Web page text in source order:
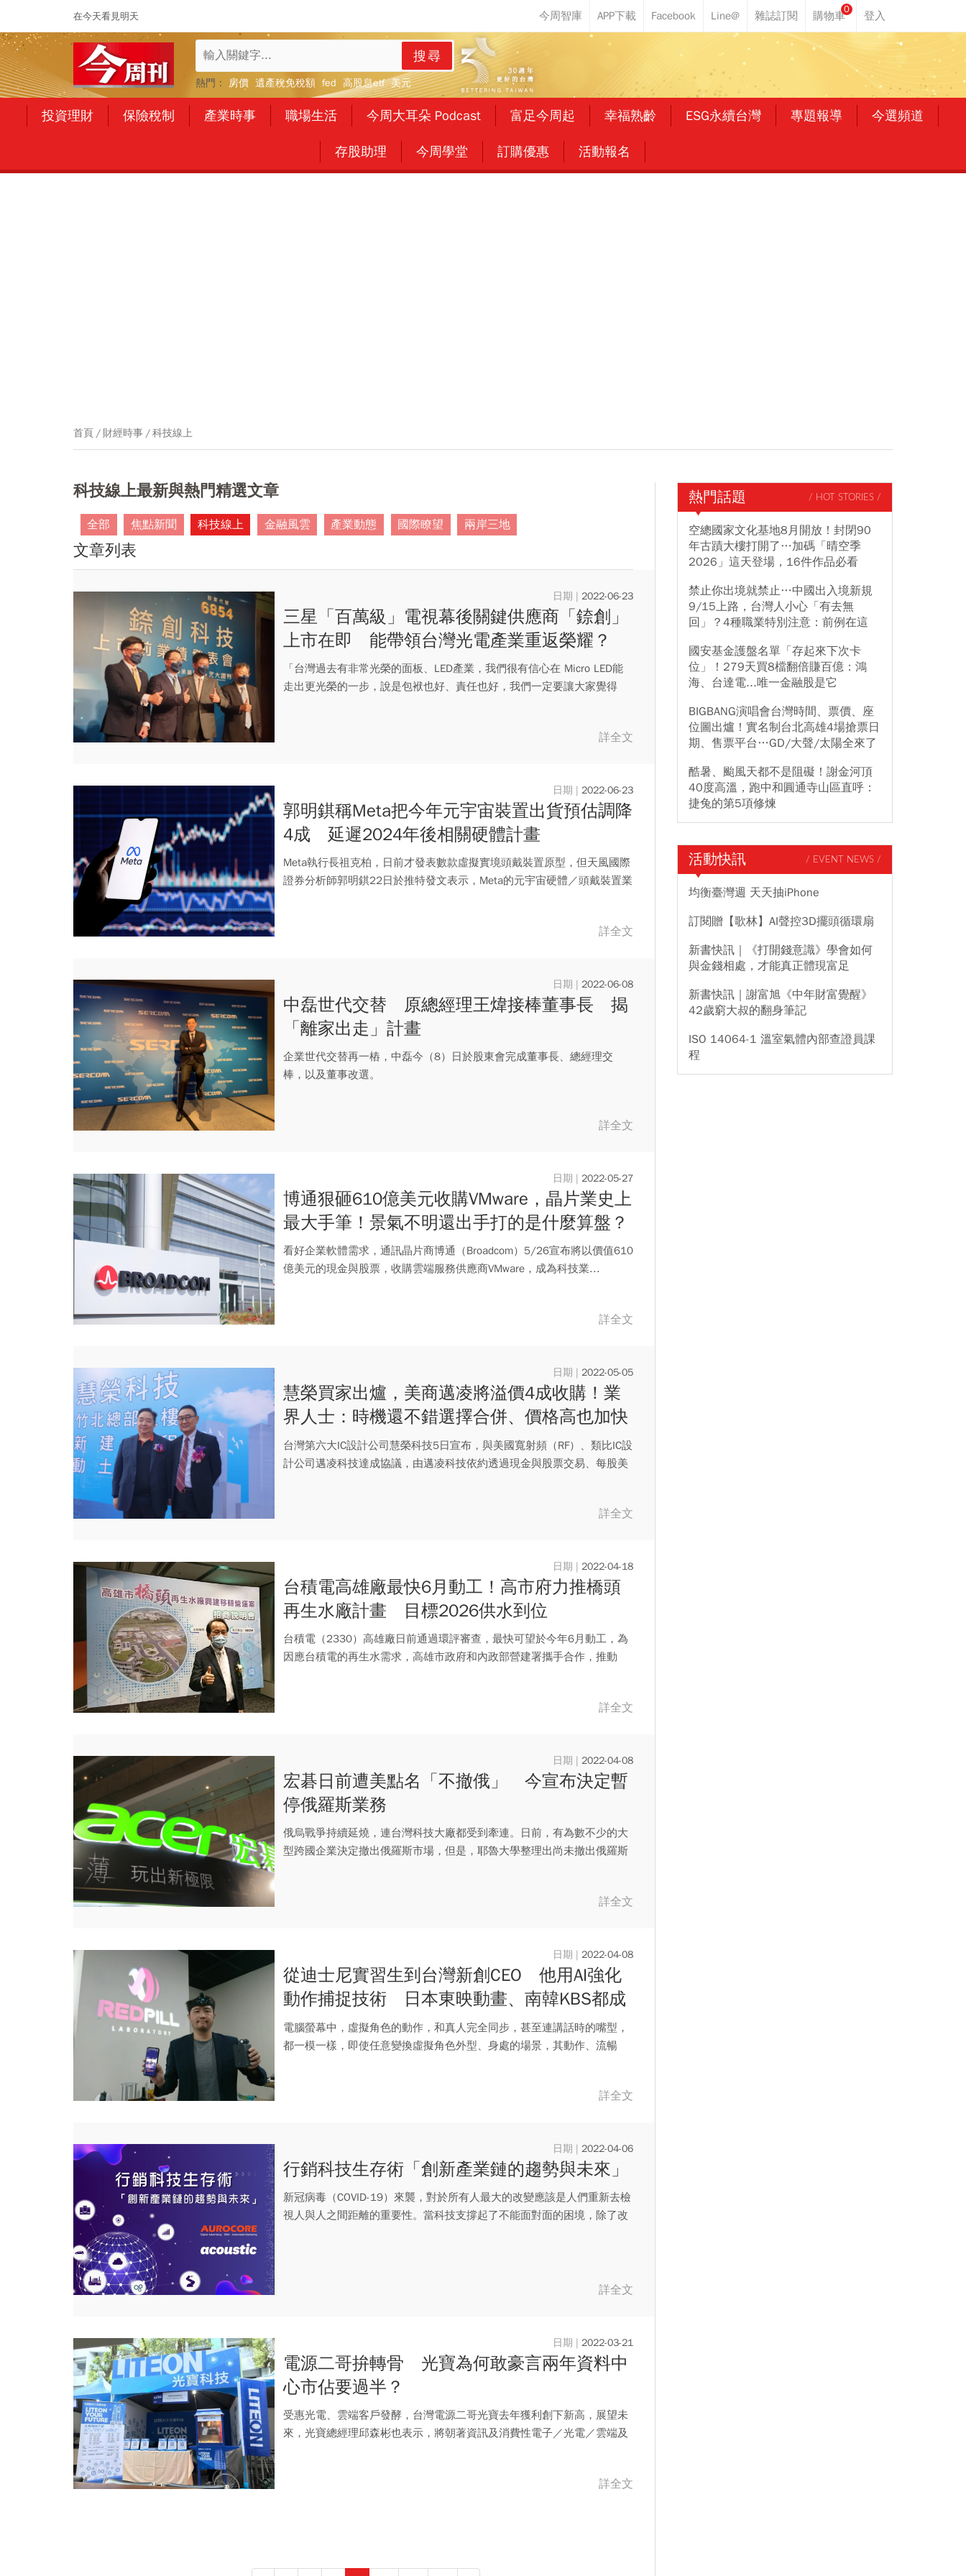
在今天看見明天
0
搜尋
熱門： 房價 遺產稅免稅額 fed 高股息etf 美元
投資理財 保險稅制 產業時事 職場生活 今周大耳朵 Podcast 富足今周起 幸福熟齡 ESG永續台灣 專題報導 今選頻道
存股助理 今周學堂 訂購優惠 活動報名
首頁 財經時事 科技線上
科技線上最新與熱門精選文章
全部 焦點新聞 科技線上 金融風雲 產業動態 國際瞭望 兩岸三地
文章列表
2022-06-23
三星「百萬級」電視幕後關鍵供應商「錼創」
上市在即 能帶領台灣光電產業重返榮耀？
「台灣過去有非常光榮的面板、LED產業，我們很有信心在 Micro LED能
走出更光榮的一步，說是包袱也好、責任也好，我們一定要讓大家覺得
詳全文
2022-06-23
郭明錤稱Meta把今年元宇宙裝置出貨預估調降
4成 延遲2024年後相關硬體計畫
Meta執行長祖克柏，日前才發表數款虛擬實境頭戴裝置原型，但天風國際
證券分析師郭明錤22日於推特發文表示，Meta的元宇宙硬體／頭戴裝置業
詳全文
2022-06-08
中磊世代交替 原總經理王煒接棒董事長 揭
「離家出走」計畫
企業世代交替再一樁，中磊今（8）日於股東會完成董事長、總經理交
棒，以及董事改選。
詳全文
2022-05-27
博通狠砸610億美元收購VMware，晶片業史上
最大手筆！景氣不明還出手打的是什麼算盤？
看好企業軟體需求，通訊晶片商博通（Broadcom）5/26宣布將以價值610
億美元的現金與股票，收購雲端服務供應商VMware，成為科技業...
詳全文
2022-05-05
慧榮買家出爐，美商邁凌將溢價4成收購！業
界人士：時機還不錯選擇合併、價格高也加快
轉型
台灣第六大IC設計公司慧榮科技5日宣布，與美國寬射頻（RF）、類比IC設
計公司邁凌科技達成協議，由邁凌科技依約透過現金與股票交易、每股美
詳全文
2022-04-18
台積電高雄廠最快6月動工！高市府力推橋頭
再生水廠計畫 目標2026供水到位
台積電（2330）高雄廠日前通過環評審查，最快可望於今年6月動工，為
因應台積電的再生水需求，高雄市政府和內政部營建署攜手合作，推動
詳全文
2022-04-08
宏碁日前遭美點名「不撤俄」 今宣布決定暫
停俄羅斯業務
俄烏戰爭持續延燒，連台灣科技大廠都受到牽連。日前，有為數不少的大
型跨國企業決定撤出俄羅斯市場，但是，耶魯大學整理出尚未撤出俄羅斯
詳全文
2022-04-08
從迪士尼實習生到台灣新創CEO 他用AI強化
動作捕捉技術 日本東映動畫、南韓KBS都成
客戶
電腦螢幕中，虛擬角色的動作，和真人完全同步，甚至連講話時的嘴型，
都一模一樣，即使任意變換虛擬角色外型、身處的場景，其動作、流暢
詳全文
2022-04-06
行銷科技生存術「創新產業鏈的趨勢與未來」
新冠病毒（COVID-19）來襲，對於所有人最大的改變應該是人們重新去檢
視人與人之間距離的重要性。當科技支撐起了不能面對面的困境，除了改
詳全文
2022-03-21
電源二哥拚轉骨 光寶為何敢豪言兩年資料中
心市佔要過半？
受惠光電、雲端客戶發酵，台灣電源二哥光寶去年獲利創下新高，展望未
來，光寶總經理邱森彬也表示，將朝著資訊及消費性電子／光電／雲端及
詳全文
熱門話題 / HOT STORIES /
空總國家文化基地8月開放！封閉90
年古蹟大樓打開了…加碼「晴空季
2026」這天登場，16件作品必看
禁止你出境就禁止…中國出入境新規
9/15上路，台灣人小心「有去無
回」？4種職業特別注意：前例在這
國安基金護盤名單「存起來下次卡
位」！279天買8檔翻倍賺百億：鴻
海、台達電...唯一金融股是它
BIGBANG演唱會台灣時間、票價、座
位圖出爐！實名制台北高雄4場搶票日
期、售票平台…GD/大聲/太陽全來了
酷暑、颱風天都不是阻礙！謝金河頂
40度高溫，跑中和圓通寺山區直呼：
捷兔的第5項修煉
活動快訊 / EVENT NEWS /
均衡臺灣週 天天抽iPhone
訂閱贈【歌林】AI聲控3D擺頭循環扇
新書快訊｜《打開錢意識》學會如何
與金錢相處，才能真正體現富足
新書快訊｜謝富旭《中年財富覺醒》
42歲窮大叔的翻身筆記
ISO 14064-1 溫室氣體內部查證員課
程